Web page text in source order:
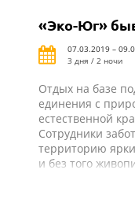
«Эко-Юг»
07.03.2019 –
3 дня / 2 ночи
Отдых на базе
единения с
естественной
Сотрудники
территорию
и без того